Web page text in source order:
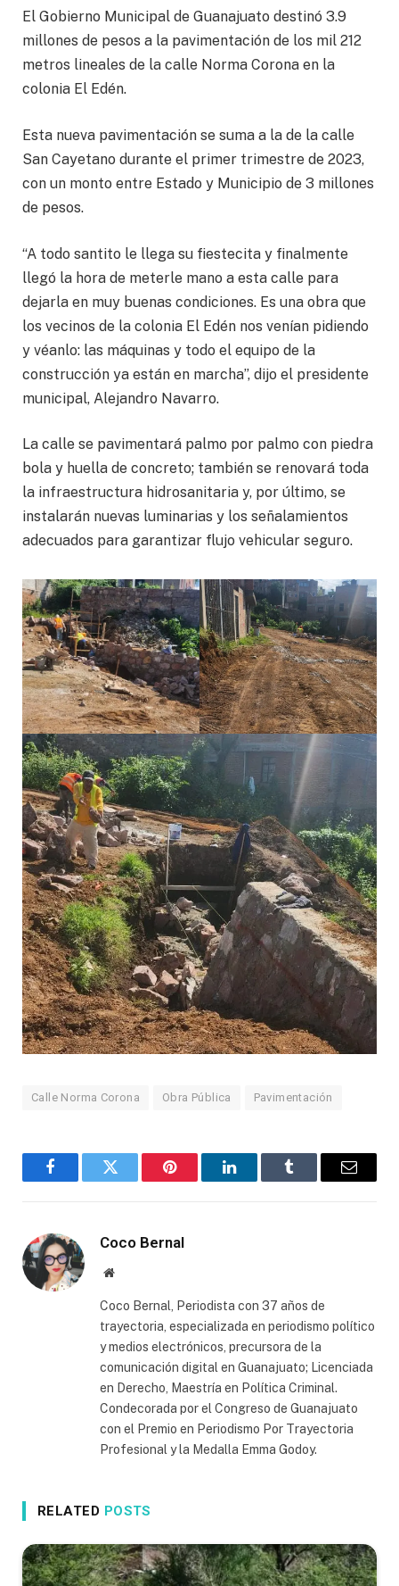
El Gobierno Municipal de Guanajuato destinó 3.9
millones de pesos a la pavimentación de los mil 212
metros lineales de la calle Norma Corona en la
colonia El Edén.
Esta nueva pavimentación se suma a la de la calle
San Cayetano durante el primer trimestre de 2023,
con un monto entre Estado y Municipio de 3 millones
de pesos.
“A todo santito le llega su fiestecita y finalmente
llegó la hora de meterle mano a esta calle para
dejarla en muy buenas condiciones. Es una obra que
los vecinos de la colonia El Edén nos venían pidiendo
y véanlo: las máquinas y todo el equipo de la
construcción ya están en marcha”, dijo el presidente
municipal, Alejandro Navarro.
La calle se pavimentará palmo por palmo con piedra
bola y huella de concreto; también se renovará toda
la infraestructura hidrosanitaria y, por último, se
instalarán nuevas luminarias y los señalamientos
adecuados para garantizar flujo vehicular seguro.
Calle Norma Corona Obra Pública Pavimentación
FacebookTwitter Pinterest LinkedInTumblr Email
Coco Bernal
Website
Coco Bernal, Periodista con 37 años de
trayectoria, especializada en periodismo político
y medios electrónicos, precursora de la
comunicación digital en Guanajuato; Licenciada
en Derecho, Maestría en Política Criminal.
Condecorada por el Congreso de Guanajuato
con el Premio en Periodismo Por Trayectoria
Profesional y la Medalla Emma Godoy.
RELATED POSTS